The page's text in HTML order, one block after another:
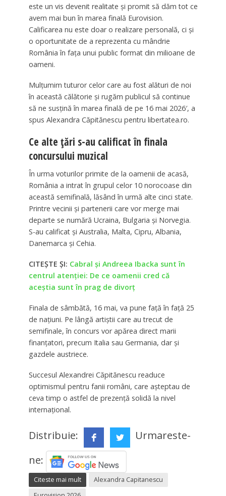
este un vis devenit realitate și promit să dăm tot ce
avem mai bun în marea finală Eurovision.
Calificarea nu este doar o realizare personală, ci și
o oportunitate de a reprezenta cu mândrie
România în fața unui public format din milioane de
oameni.
Mulțumim tuturor celor care au fost alături de noi
în această călătorie și rugăm publicul să continue
să ne susțină în marea finală de pe 16 mai 2026′, a
spus Alexandra Căpitănescu pentru libertatea.ro.
Ce alte țări s-au calificat în finala
concursului muzical
În urma voturilor primite de la oamenii de acasă,
România a intrat în grupul celor 10 norocoase din
această semifinală, lăsând în urmă alte cinci state.
Printre vecinii și partenerii care vor merge mai
departe se numără Ucraina, Bulgaria și Norvegia.
S-au calificat și Australia, Malta, Cipru, Albania,
Danemarca și Cehia.
CITEȘTE ȘI: Cabral și Andreea Ibacka sunt în
centrul atenției: De ce oamenii cred că
aceștia sunt în prag de divorț
Finala de sâmbătă, 16 mai, va pune față în față 25
de națiuni. Pe lângă artiștii care au trecut de
semifinale, în concurs vor apărea direct marii
finanțatori, precum Italia sau Germania, dar și
gazdele austriece.
Succesul Alexandrei Căpitănescu readuce
optimismul pentru fanii români, care așteptau de
ceva timp o astfel de prezență solidă la nivel
internațional.
Distribuie:
Urmareste-
ne:
Citeste mai mult
Alexandra Capitanescu